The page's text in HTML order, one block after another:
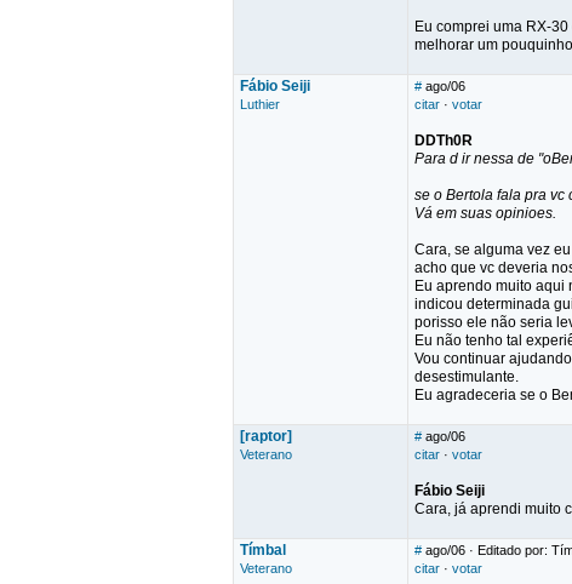
Eu comprei uma RX-
melhorar um
Fábio Seiji
Luthier
# ago/06
citar · votar
DDTh0R
Para d ir nessa de
se o Bertola fala pra vc
Vá em suas opinioes.
Cara, se alguma vez
acho que vc deveria
Eu aprendo muito aqui
indicou determinada
porisso ele não seria
Eu não tenho tal
Vou continuar
desestimulante.
Eu agradeceria se o
[raptor]
Veterano
# ago/06
citar · votar
Fábio Seiji
Cara, já aprendi muito
Tímbal
Veterano
# ago/06 · Editado por:
citar · votar